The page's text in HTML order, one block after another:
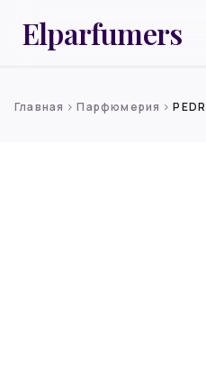
Elparfumers
Главная chevron_rightПарфюмерия chevron_right